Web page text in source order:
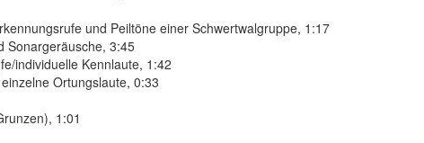
und Peiltöne einer Schwertwalgruppe, 1:17
Sonargeräusche, 3:45
individuelle Kennlaute, 1:42
Ortungslaute, 0:33
1:01